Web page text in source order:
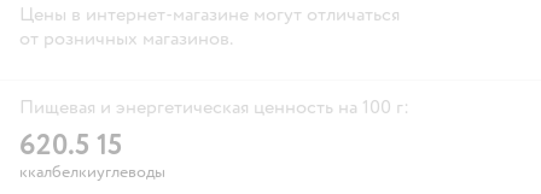
Цены в интернет-магазине могут отличаться
от розничных магазинов.
Пищевая и энергетическая ценность на 100 г:
62
ккал
0.5
белки
15
углеводы